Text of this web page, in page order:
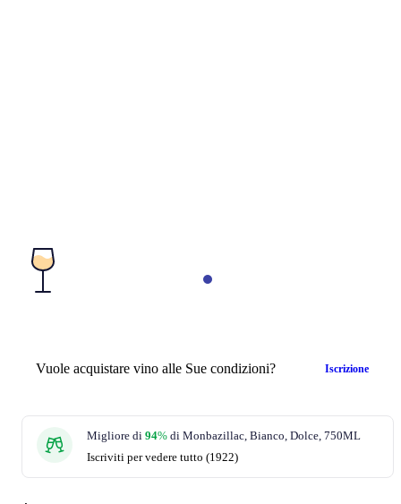
Vuole acquistare vino alle Sue condizioni? Iscrizione
Migliore di 94% di Monbazillac, Bianco, Dolce, 750ML
Iscriviti per vedere tutto (1922)